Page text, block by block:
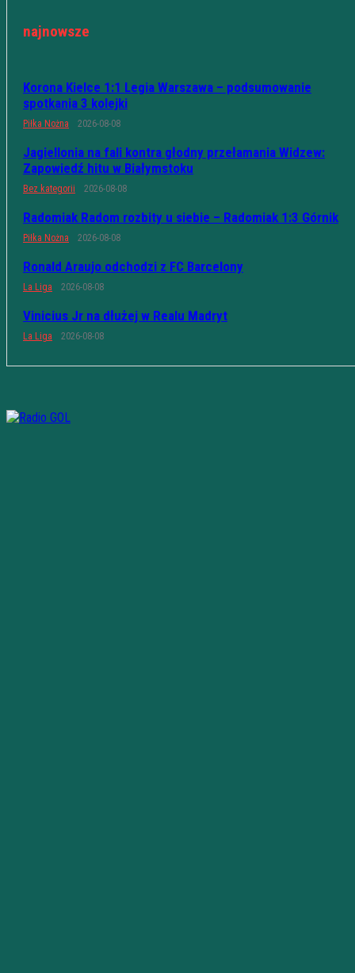
najnowsze
Korona Kielce 1:1 Legia Warszawa – podsumowanie
spotkania 3 kolejki
Piłka Nożna 2026-08-08
Jagiellonia na fali kontra głodny przełamania Widzew:
Zapowiedź hitu w Białymstoku
Bez kategorii 2026-08-08
Radomiak Radom rozbity u siebie – Radomiak 1:3 Górnik
Piłka Nożna 2026-08-08
Ronald Araujo odchodzi z FC Barcelony
La Liga 2026-08-08
Vinicius Jr na dłużej w Realu Madryt
La Liga 2026-08-08